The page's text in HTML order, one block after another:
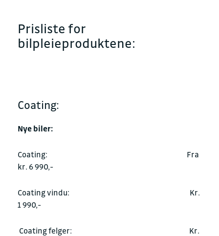
Prisliste for
bilpleieproduktene:
Coating:
Nye biler:
Coating: Fra
kr. 6 990,-
Coating vindu: Kr.
1 990,-
Coating felger: Kr.